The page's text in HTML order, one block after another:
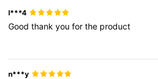
l***4
Goodthankyouforthe product
n***y